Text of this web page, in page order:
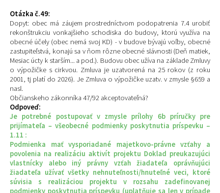
Otázka č.49:
Dopyt: obec má záujem prostredníctvom podopatrenia 7.4 urobiť
rekonštrukciu vonkajšieho schodiska do budovy, ktorú využíva na
obecné účely (obec nemá svoj KD) - v budove bývajú voľby, obecné
zastupiteľstvá, konajú sa v ňom rôzne obecné slávnosti (Deň matiek,
Mesiac úcty k starším... a pod.). Budovu obec užíva na základe Zmluvy
o výpožičke s cirkvou. Zmluva je uzatvorená na 25 rokov (z roku
2001, tj platí do 2026). Je Zmluva o výpožičke uzatv. v zmysle §659 a
nasl.
Občianskeho zákonníka 47/92 akceptovateľná?
Odpoveď:
Je potrebné postupovať v zmysle prílohy 6b príručky pre
prijímateľa – všeobecné podmienky poskytnutia príspevku –
1.11 :
Podmienka mať vysporiadané majetkovo-právne vzťahy a
povolenia na realizáciu aktivít projektu Doklad preukazujúci
vlastnícky alebo iný právny vzťah žiadateľa oprávňujúci
žiadateľa užívať všetky nehnuteľnosti/hnuteľné veci, ktoré
súvisia s realizáciou projektu v rozsahu zadefinovanej
podmienky poskytnutia príspevku (uplatňuje sa len v prípade